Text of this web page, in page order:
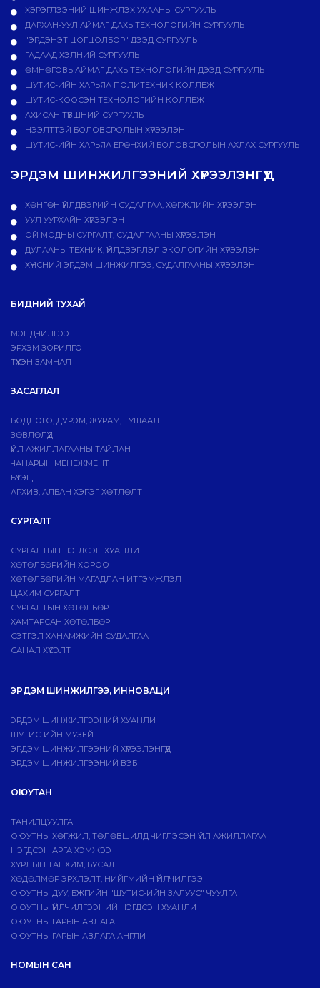
ХЭРЭГЛЭЭНИЙ ШИНЖЛЭХ УХААНЫ СУРГУУЛЬ
ДАРХАН-УУЛ АЙМАГ ДАХЬ ТЕХНОЛОГИЙН СУРГУУЛЬ
"ЭРДЭНЭТ ЦОГЦОЛБОР" ДЭЭД СУРГУУЛЬ
ГАДААД ХЭЛНИЙ СУРГУУЛЬ
ӨМНӨГОВЬ АЙМАГ ДАХЬ ТЕХНОЛОГИЙН ДЭЭД СУРГУУЛЬ
ШУТИС-ИЙН ХАРЬЯА ПОЛИТЕХНИК КОЛЛЕЖ
ШУТИС-КООСЭН ТЕХНОЛОГИЙН КОЛЛЕЖ
АХИСАН ТҮВШНИЙ СУРГУУЛЬ
НЭЭЛТТЭЙ БОЛОВСРОЛЫН ХҮРЭЭЛЭН
ШУТИС-ИЙН ХАРЬЯА ЕРӨНХИЙ БОЛОВСРОЛЫН АХЛАХ СУРГУУЛЬ
ЭРДЭМ ШИНЖИЛГЭЭНИЙ ХҮРЭЭЛЭНГҮҮД
ХӨНГӨН ҮЙЛДВЭРИЙН СУДАЛГАА, ХӨГЖЛИЙН ХҮРЭЭЛЭН
УУЛ УУРХАЙН ХҮРЭЭЛЭН
ОЙ МОДНЫ СУРГАЛТ, СУДАЛГААНЫ ХҮРЭЭЛЭН
ДУЛААНЫ ТЕХНИК, ҮЙЛДВЭРЛЭЛ ЭКОЛОГИЙН ХҮРЭЭЛЭН
ХҮНСНИЙ ЭРДЭМ ШИНЖИЛГЭЭ, СУДАЛГААНЫ ХҮРЭЭЛЭН
БИДНИЙ ТУХАЙ
МЭНДЧИЛГЭЭ
ЭРХЭМ ЗОРИЛГО
ТҮҮХЭН ЗАМНАЛ
ЗАСАГЛАЛ
БОДЛОГО, ДVРЭМ, ЖУРАМ, ТУШААЛ
ЗӨВЛӨЛҮҮД
ҮЙЛ АЖИЛЛАГААНЫ ТАЙЛАН
ЧАНАРЫН МЕНЕЖМЕНТ
БҮТЭЦ
АРХИВ, АЛБАН ХЭРЭГ ХӨТЛӨЛТ
СУРГАЛТ
СУРГАЛТЫН НЭГДСЭН ХУАНЛИ
ХӨТӨЛБӨРИЙН ХОРОО
ХӨТӨЛБӨРИЙН МАГАДЛАН ИТГЭМЖЛЭЛ
ЦАХИМ СУРГАЛТ
СУРГАЛТЫН ХӨТӨЛБӨР
ХАМТАРСАН ХӨТӨЛБӨР
СЭТГЭЛ ХАНАМЖИЙН СУДАЛГАА
САНАЛ ХҮСЭЛТ
ЭРДЭМ ШИНЖИЛГЭЭ, ИННОВАЦИ
ЭРДЭМ ШИНЖИЛГЭЭНИЙ ХУАНЛИ
ШУТИС-ИЙН МУЗЕЙ
ЭРДЭМ ШИНЖИЛГЭЭНИЙ ХҮРЭЭЛЭНГҮҮД
ЭРДЭМ ШИНЖИЛГЭЭНИЙ ВЭБ
ОЮУТАН
ТАНИЛЦУУЛГА
ОЮУТНЫ ХӨГЖИЛ, ТӨЛӨВШИЛД ЧИГЛЭСЭН ҮЙЛ АЖИЛЛАГАА
НЭГДСЭН АРГА ХЭМЖЭЭ
ХУРЛЫН ТАНХИМ, БУСАД
ХӨДӨЛМӨР ЭРХЛЭЛТ, НИЙГМИЙН ҮЙЛЧИЛГЭЭ
ОЮУТНЫ ДУУ, БҮЖГИЙН "ШУТИС-ИЙН ЗАЛУУС" ЧУУЛГА
ОЮУТНЫ ҮЙЛЧИЛГЭЭНИЙ НЭГДСЭН ХУАНЛИ
ОЮУТНЫ ГАРЫН АВЛАГА
ОЮУТНЫ ГАРЫН АВЛАГА АНГЛИ
НОМЫН САН